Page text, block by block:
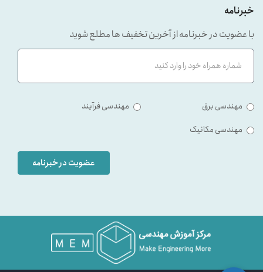
خبرنامه
با عضویت در خبرنامه از آخرین تخفیف ها مطلع شوید
مهندسی برق
مهندسی فرآیند
مهندسی مکانیک
عضویت در خبرنامه